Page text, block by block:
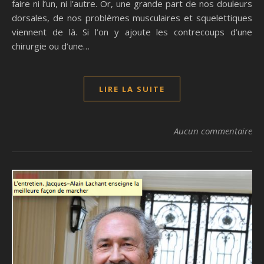
faire ni l’un, ni l’autre. Or, une grande part de nos douleurs
dorsales, de nos problèmes musculaires et squelettiques
viennent de là. Si l’on y ajoute les contrecoups d’une
chirurgie ou d’une…
LIRE LA SUITE
Aucun commentaire